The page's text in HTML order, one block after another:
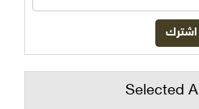
Selected